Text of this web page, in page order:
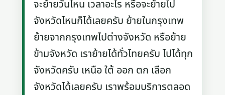
จะย้ายวันไหน เวลาอะไร หรือจะย้ายไป
จังหวัดไหนก็ได้เลยครับ ย้ายในกรุงเทพ
ย้ายจากกรุงเทพไปต่างจังหวัด หรือย้าย
ข้ามจังหวัด เราย้ายได้ทั่วไทยครับ ไปได้ทุก
จังหวัดครับ เหนือ ใต้ ออก ตก เลือก
จังหวัดได้เลยครับ เราพร้อมบริการตลอด